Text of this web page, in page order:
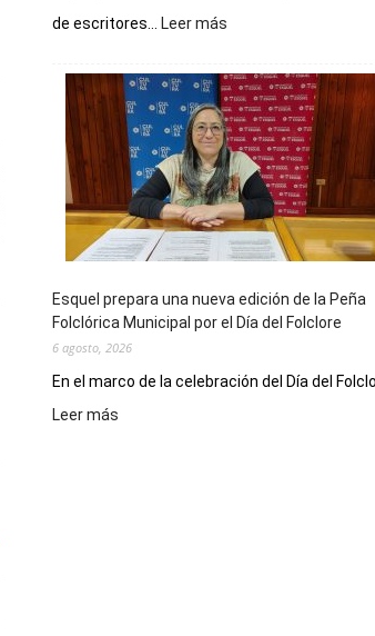
de escritores...
Leer más
Municipal
celebra
sus
90
años
con
un
Conversatorio
Escritores
Locales
Esquel prepara una nueva edición de la Peña
Folclórica Municipal por el Día del Folclore
6 agosto, 2026
En el marco de la celebración del Día del
Leer más